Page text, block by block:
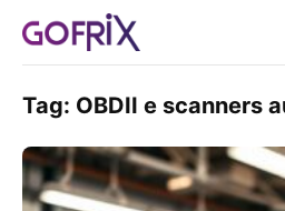
Tag: OBDII e scanners